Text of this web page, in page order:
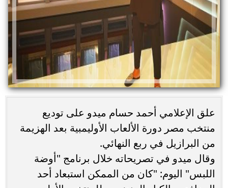
علق الإعلامي أحمد حسام ميدو على توديع
منتخب مصر دورة الألعاب الأوليمبية بعد الهزيمة
من البرازيل في ربع النهائي.
وقال ميدو في تصريحاته خلال برنامج "أوضة
اللبس" اليوم: "كان من الممكن استبعاد أحد